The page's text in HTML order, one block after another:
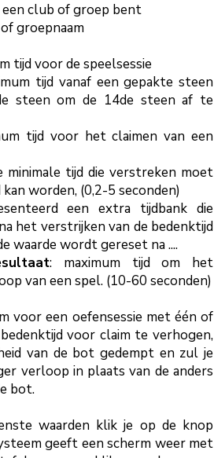
een club of groep bent
groepnaam
tijd voor de speelsessie
tijd vanaf een gepakte steen
steen om de 14de steen af te
tijd voor het claimen van een
minimale tijd die verstreken moet
kan worden, (0,2-5 seconden)
een extra tijdbank die
het verstrijken van de bedenktijd
waarde wordt gereset na ....
: maximum tijd om het
van een spel. (10-60 seconden)
voor een oefensessie met één of
voor claim te verhogen,
van de bot gedempt en zul je
verloop in plaats van de anders
bot.
waarden klik je op de knop
geeft een scherm weer met